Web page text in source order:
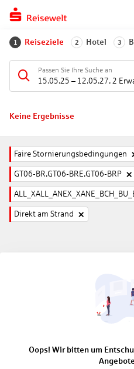
1 Reiseziele 2 Hotel 3
Passen Sie Ihre Suche an
15.05.25 – 12.05.27, 2
Keine Ergebnisse
Faire Stornierungsbedingungen
GT06-BR,GT06-BRE,GT06-BRP
Direkt am Strand
Oops! Wir bitten um